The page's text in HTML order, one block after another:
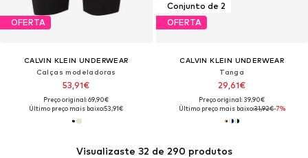
OFERTA
CALVIN KLEIN UNDERWEAR
Calças modeladoras
53,91€
Preço original: 69,90€
Último preço mais baixo:53,91€
Conjunto de 2
OFERTA
CALVIN KLEIN UNDERWEAR
Tanga
29,61€
Preço original: 39,90€
Último preço mais baixo:31,92€-7%
Visualizaste 32 de 290 produtos